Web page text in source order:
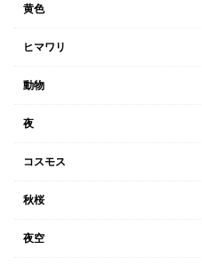
黄色
ヒマワリ
動物
夜
コスモス
秋桜
夜空